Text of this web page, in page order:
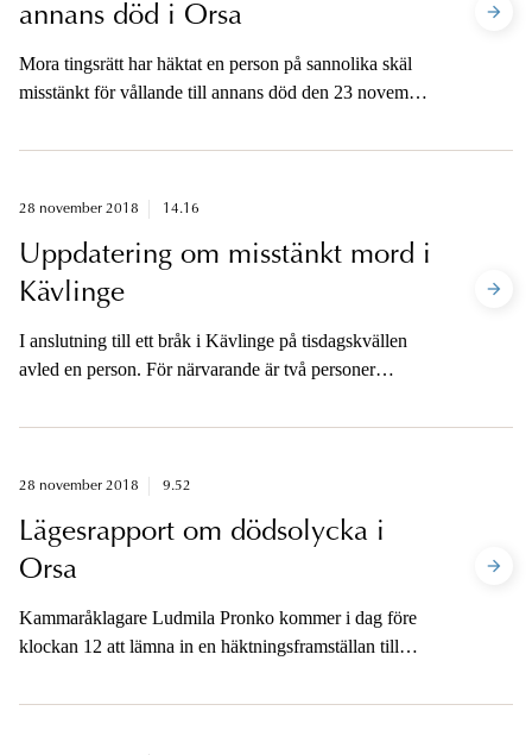
annans död i Orsa
Mora tingsrätt har häktat en person på sannolika skäl
misstänkt för vållande till annans död den 23 november
28 november 2018 14.16
Uppdatering om misstänkt mord i
Kävlinge
I anslutning till ett bråk i Kävlinge på tisdagskvällen
avled en person. För närvarande är två personer
28 november 2018 9.52
Lägesrapport om dödsolycka i
Orsa
Kammaråklagare Ludmila Pronko kommer i dag före
klockan 12 att lämna in en häktningsframställan till
ha kört på och orsakat en 14-årig flickas död.